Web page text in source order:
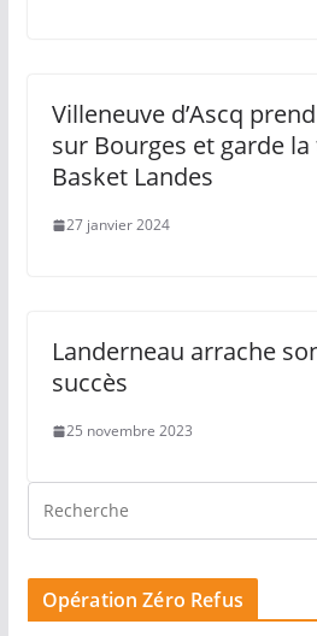
Villeneuve d’Ascq
sur Bourges et garde la
Basket Landes
27 janvier 2024
Landerneau arrache
succès
25 novembre 2023
Opération Zéro Refus